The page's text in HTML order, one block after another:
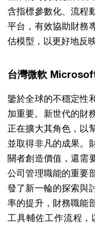
含指標參數化、流程
平台，有效協助財務
估模型，以更好地反
台灣微軟
鑒於全球的不穩定性
加重要。新世代的財
正在擴大其角色，以
並取得非凡的成果。
關者創造價值，還需
公司管理職能的重要
發了新一輪的探索與
率的提升，財務職能
工具輔佐工作流程